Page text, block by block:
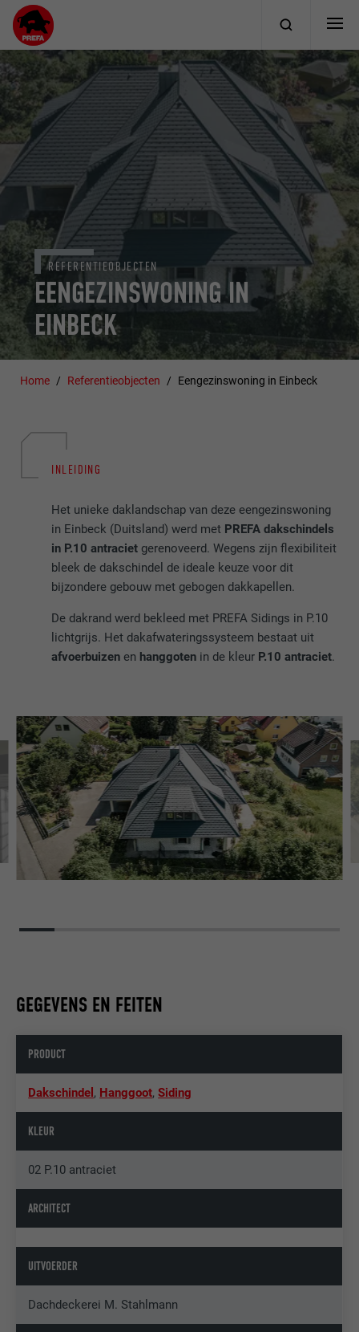
EENGEZINSWONING IN
EINBECK
REFERENTIEOBJECTEN
Home Referentieobjecten Eengezinswoning in Einbeck
INLEIDING
Het unieke daklandschap van deze eengezinswoning
in Einbeck (Duitsland) werd met PREFA dakschindels
in P.10 antraciet gerenoveerd. Wegens zijn flexibiliteit
bleek de dakschindel de ideale keuze voor dit
bijzondere gebouw met gebogen dakkapellen.
De dakrand werd bekleed met PREFA Sidings in P.10
lichtgrijs. Het dakafwateringssysteem bestaat uit
afvoerbuizen en hanggoten in de kleur P.10 antraciet.
GEGEVENS EN FEITEN
PRODUCT
Dakschindel , Hanggoot,Siding
KLEUR
02 P.10 antraciet
ARCHITECT
UITVOERDER
Dachdeckerei M. Stahlmann